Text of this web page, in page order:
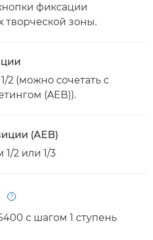
фиксации
творческой зоны.
2 (можно сочетать с
(AEB)).
(AEB)
1/2 или 1/3
с шагом 1 ступень